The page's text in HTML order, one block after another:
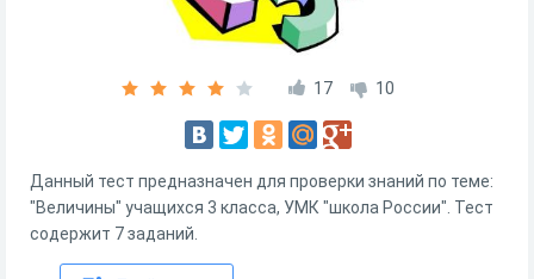
17 10
Данный тест предназначен для проверки знаний по теме:
"Величины" учащихся 3 класса, УМК "школа России". Тест
содержит 7 заданий.